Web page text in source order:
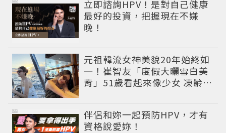
立即諮詢HPV！是對自己健康
最好的投資，把握現在不嫌
晚！
元祖韓流女神美貌20年始終如
一！崔智友「度假大曬雪白美
背」51歲看起來像少女 凍齡近
伴侶和妳一起預防HPV，才有
資格說愛妳！
PR